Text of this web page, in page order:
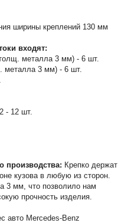
ширины креплений 130 мм
входят:
металла 3 мм) - 6 шт.
металла 3 мм) - 6 шт.
- 12 шт.
производства: Крепко держат
кузова в любую из сторон.
3 мм, что позволило нам
прочность изделия.
авто Mercedes-Benz